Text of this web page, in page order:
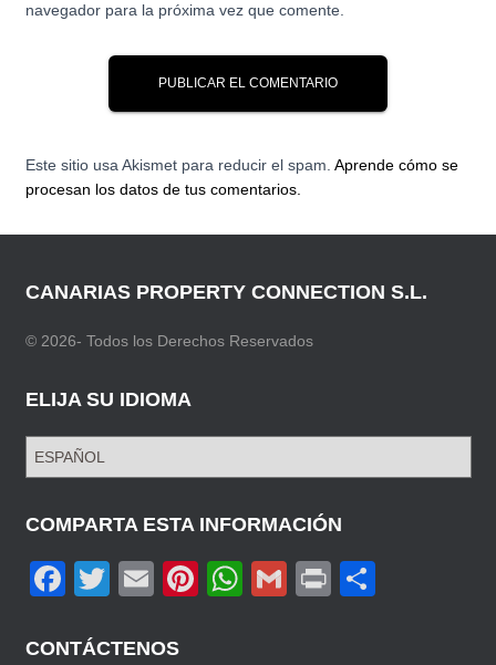
navegador para la próxima vez que comente.
Este sitio usa Akismet para reducir el spam. Aprende cómo se
procesan los datos de tus comentarios.
CANARIAS PROPERTY CONNECTION S.L.
© 2026- Todos los Derechos Reservados
ELIJA SU IDIOMA
J
S
U
D
COMPARTA ESTA INFORMACIÓN
F
c
T
tt
E
ail
Pi
W
G
Pr
CONTÁCTENOS